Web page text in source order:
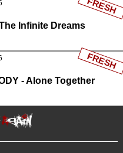
Infinite Dreams
FRESH
- Alone Together
FRESH